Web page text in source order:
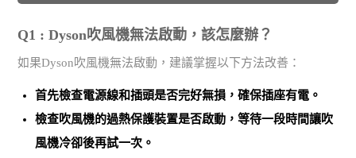
Q1 : Dyson吹風機無法啟動，該怎麼辦？
如果Dyson吹風機無法啟動，建議掌握以下方法改善：
首先檢查電源線和插頭是否完好無損，確保插座有電。
檢查吹風機的過熱保護裝置是否啟動，等待一段時間讓吹
風機冷卻後再試一次。